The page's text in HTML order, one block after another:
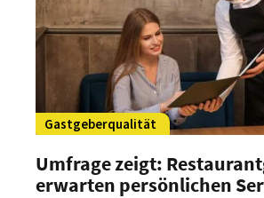
Gastgeberqualität
Umfrage zeigt:
erwarten persönlichen